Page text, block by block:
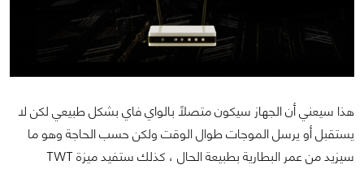
هذا سيعني أن الجهاز سيكون متصلًا بالواي فاي بشكل طبيعي لكن لا
يستقبل أو يرسل الموجات طوال الوقت ولكن حسب الحاجة وهو ما
سيزيد من عمر البطارية بطبيعة الحال ، كذلك ستفيد ميزة TWT